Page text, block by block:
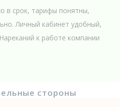
в срок, тарифы понятны,
Личный кабинет удобный,
к работе компании
стороны